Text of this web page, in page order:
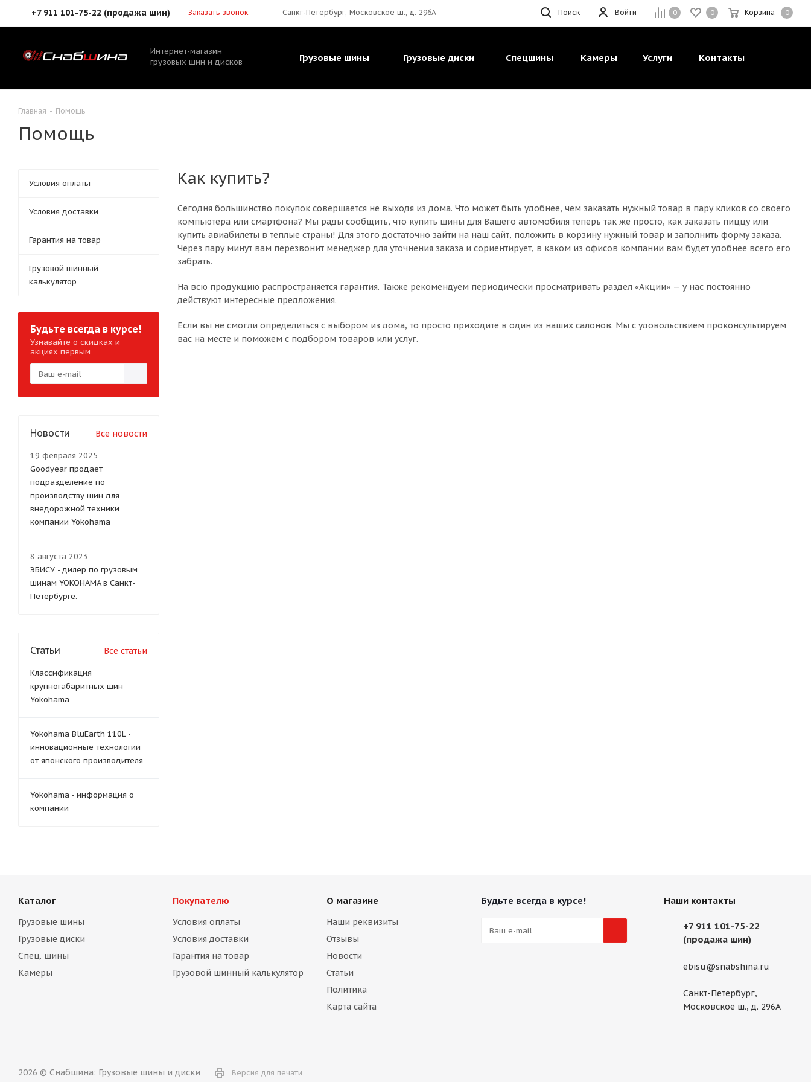
+7 911 101-75-22 (продажа шин) Заказать звонок 0 0 Корзина 0
Войти
Санкт-Петербург, Московское ш., д. 296А Поиск
Интернет-магазин
грузовых шин и дисков
Грузовые шины Грузовые диски Спецшины Камеры Услуги Контакты
Главная - Помощь
Помощь
Как купить?
Сегодня большинство покупок совершается не выходя из дома. Что может быть удобнее, чем заказать нужный товар в пару кликов со своего
компьютера или смартфона? Мы рады сообщить, что купить шины для Вашего автомобиля теперь так же просто, как заказать пиццу или
купить авиабилеты в теплые страны! Для этого достаточно зайти на наш сайт, положить в корзину нужный товар и заполнить форму заказа.
Через пару минут вам перезвонит менеджер для уточнения заказа и сориентирует, в каком из офисов компании вам будет удобнее всего его
забрать.
На всю продукцию распространяется гарантия. Также рекомендуем периодически просматривать раздел «Акции» — у нас постоянно
действуют интересные предложения.
Если вы не смогли определиться с выбором из дома, то просто приходите в один из наших салонов. Мы с удовольствием проконсультируем
вас на месте и поможем с подбором товаров или услуг.
Условия оплаты
Условия доставки
Гарантия на товар
Грузовой шинный
калькулятор
Будьте всегда в курсе!
Узнавайте о скидках и
акциях первым
Новости Все новости
19 февраля 2025
Goodyear продает
подразделение по
производству шин для
внедорожной техники
компании Yokohama
8 августа 2023
ЭБИСУ - дилер по грузовым
шинам YOKOHAMA в Санкт-
Петербурге.
Статьи Все статьи
Классификация
крупногабаритных шин
Yokohama
Yokohama BluEarth 110L -
инновационные технологии
от японского производителя
Yokohama - информация о
компании
Каталог
Грузовые шины
Грузовые диски
Спец. шины
Камеры
Покупателю
Условия оплаты
Условия доставки
Гарантия на товар
Грузовой шинный калькулятор
О магазине
Наши реквизиты
Отзывы
Новости
Статьи
Политика
Карта сайта
Будьте всегда в курсе! Наши контакты
+7 911 101-75-22
(продажа шин)
ebisu@snabshina.ru
Санкт-Петербург,
Московское ш., д. 296А
2026 © Снабшина: Грузовые шины и диски Версия для печати